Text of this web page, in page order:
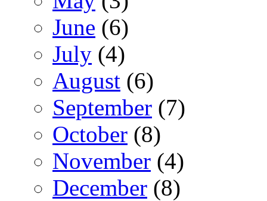
June (6)
July (4)
August (6)
September (7)
October (8)
November (4)
December (8)